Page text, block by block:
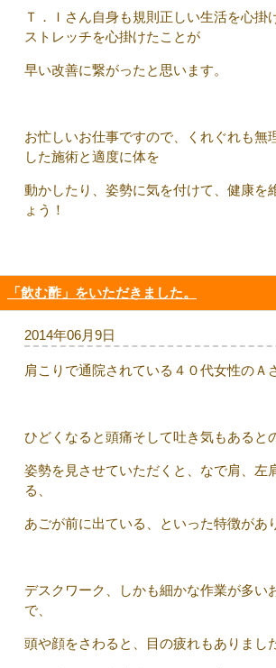
Ｔ．Ｉさん自身も規則正しい生活を心掛
ストレッチを心掛けたことが
早い改善に繋がったと思います。
お忙しいお仕事ですので、くれぐれも無
した施術と適度に体を
動かしたり、姿勢に気を付けて、健康を
ょう！
「飲む酢」をいただきました。
2014年06月9日
肩こりで通院されている４０代女性のＡ
ひどくなると頭痛そして吐き気もあると
姿勢を見させていただくと、なで肩、左
る、
あごが前に出ている、といった特徴があ
デスクワーク、しかも細かな作業が多い
で、
頭や顔をさわると、目の疲れもありまし